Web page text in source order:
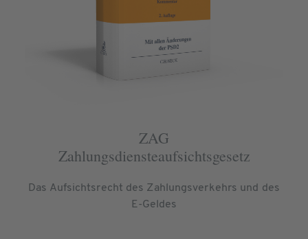
ZAG
Zahlungsdiensteaufsichtsgesetz
Das Aufsichtsrecht des Zahlungsverkehrs und des
E-Geldes